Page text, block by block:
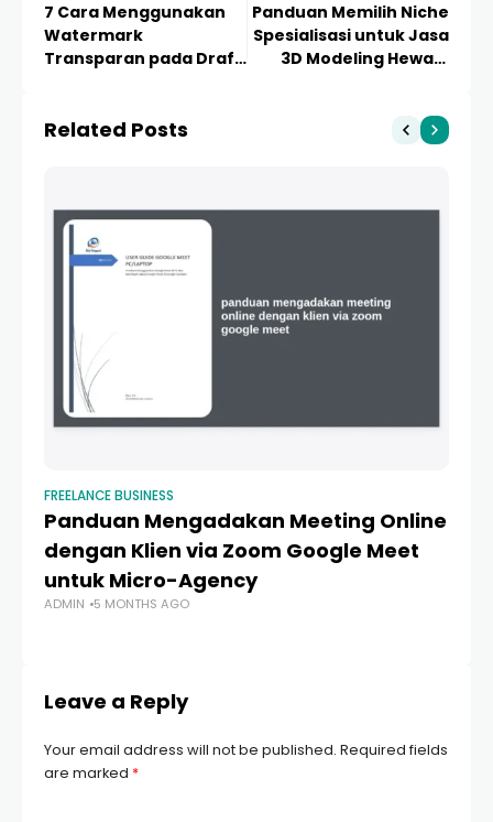
7 Cara Menggunakan
Watermark
Transparan pada Draf
Panduan Memilih Niche
Spesialisasi untuk Jasa
3D Modeling Hewan:
Agency Terpercaya
Related Posts
FREELANCE BUSINESS
Panduan Mengadakan Meeting Online
dengan Klien via Zoom Google Meet
untuk Micro-Agency
ADMIN 5 MONTHS AGO
Leave a Reply
Your email address will not be published. Required fields
are marked *